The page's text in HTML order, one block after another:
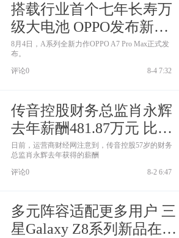
搭载行业首个七年长寿万
级大电池 OPPO发布新一
代耐用传奇A7 Pro Max
8月4日，A系列全新力作OPPO A7 Pro Max正式发
布。
评论0
8-4 7:32
传音控股财务总监肖永辉
去年薪酬481.87万元 比董
事长竺兆江高200多万
日前，运营商财经网注意到，传音控股57岁的财务
总监肖永辉去年获得的薪酬
评论0
8-2 6:47
多元阵容适配更多用户 三
星Galaxy Z8系列新品在京